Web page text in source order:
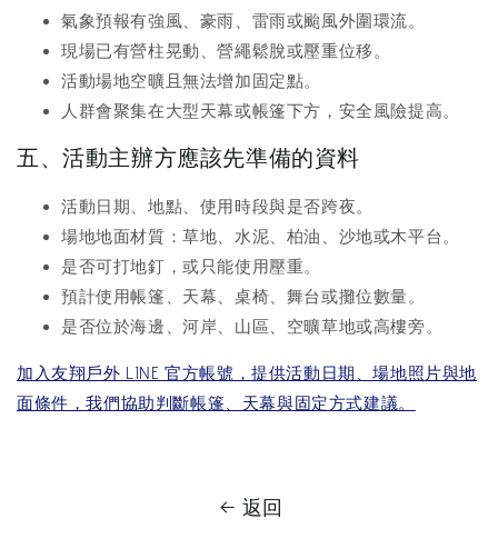
氣象預報有強風、豪雨、雷雨或颱風外圍環流。
現場已有營柱晃動、營繩鬆脫或壓重位移。
活動場地空曠且無法增加固定點。
人群會聚集在大型天幕或帳篷下方，安全風險提高。
五、活動主辦方應該先準備的資料
活動日期、地點、使用時段與是否跨夜。
場地地面材質：草地、水泥、柏油、沙地或木平台。
是否可打地釘，或只能使用壓重。
預計使用帳篷、天幕、桌椅、舞台或攤位數量。
是否位於海邊、河岸、山區、空曠草地或高樓旁。
加入友翔戶外 LINE 官方帳號，提供活動日期、場地照片與地
面條件，我們協助判斷帳篷、天幕與固定方式建議。
返回